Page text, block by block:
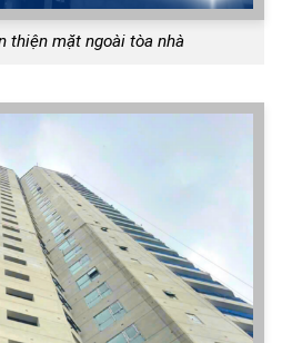
thiện mặt ngoài tòa nhà